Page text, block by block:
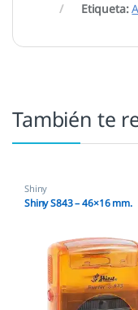
Etiqueta:
También te
Shiny
Shiny S843 – 46×16 mm.